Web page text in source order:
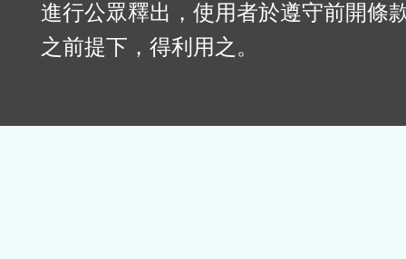
進行公眾釋出，使用者於遵守前開條
之前提下，得利用之。